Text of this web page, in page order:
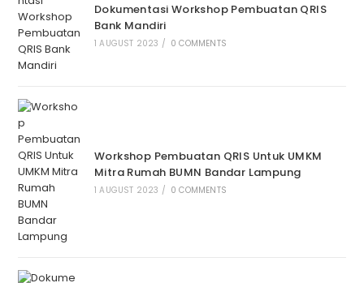
Dokumentasi Workshop Pembuatan QRIS
Bank Mandiri
1 AUGUST 2023 / 0 COMMENTS
Workshop Pembuatan QRIS Untuk UMKM
Mitra Rumah BUMN Bandar Lampung
1 AUGUST 2023 / 0 COMMENTS